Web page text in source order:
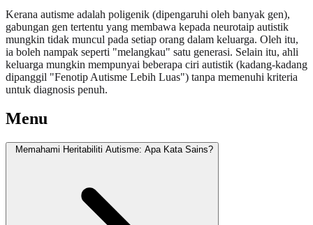
Kerana autisme adalah poligenik (dipengaruhi oleh banyak gen),
gabungan gen tertentu yang membawa kepada neurotaip autistik
mungkin tidak muncul pada setiap orang dalam keluarga. Oleh itu,
ia boleh nampak seperti "melangkau" satu generasi. Selain itu, ahli
keluarga mungkin mempunyai beberapa ciri autistik (kadang-kadang
dipanggil "Fenotip Autisme Lebih Luas") tanpa memenuhi kriteria
untuk diagnosis penuh.
Menu
Memahami Heritabiliti Autisme: Apa Kata Sains?